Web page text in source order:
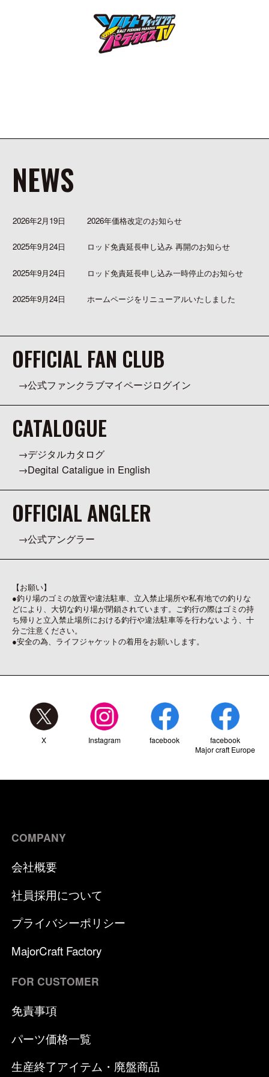
NEWS
2026年2月19日 2026年価格改定のお知らせ
2025年9月24日 ロッド免責延長申し込み 再開のお知らせ
2025年9月24日 ロッド免責延長申し込み一時停止のお知らせ
2025年9月24日 ホームページをリニューアルいたしました
OFFICIAL FAN CLUB
公式ファンクラブマイページログイン
CATALOGUE
デジタルカタログ
Degital Cataligue in English
OFFICIAL ANGLER
公式アングラー
【お願い】
●釣り場のゴミの放置や違法駐車、立入禁止場所や私有地での釣りな
どにより、大切な釣り場が閉鎖されています。ご釣行の際はゴミの持
ち帰りと立入禁止場所における釣行や違法駐車等を行わないよう、十
分ご注意ください。
●安全の為、ライフジャケットの着用をお願いします。
X Instagram facebook
facebook
Major craft Europe
COMPANY
会社概要
社員採用について
プライバシーポリシー
MajorCraft Factory
FOR CUSTOMER
免責事項
パーツ価格一覧
生産終了アイテム・廃盤商品